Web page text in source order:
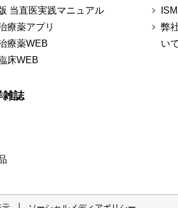
当直医実践マニュアル
療薬アプリ
療薬WEB
床WEB
雑誌
弊
いて